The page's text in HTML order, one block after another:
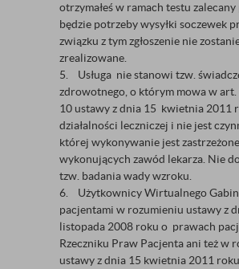
otrzymałeś w ramach testu
będzie potrzeby wysyłki soczewek
związku z tym zgłoszenie nie
zrealizowane.
5. Usługa nie stanowi tzw.
zdrowotnego, o którym mowa w art.
10 ustawy z dnia 15 kwietnia 2011
działalności leczniczej i nie jest
której wykonywanie jest
wykonujących zawód lekarza. Nie
tzw. badania wady wzroku.
6. Użytkownicy Wirtualnego
pacjentami w rozumieniu ustawy z
listopada 2008 roku o prawach
Rzeczniku Praw Pacjenta ani też w
ustawy z dnia 15 kwietnia 2011